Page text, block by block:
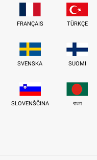
FRANÇAIS TÜRKÇE
SVENSKA SUOMI
SLOVENŠČINA বাংলা